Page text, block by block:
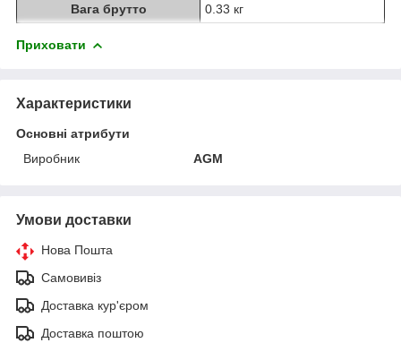
Вага брутто 0.33 кг
Приховати
Характеристики
Основні атрибути
Виробник
AGM
Умови доставки
Нова Пошта
Самовивіз
Доставка кур'єром
Доставка поштою